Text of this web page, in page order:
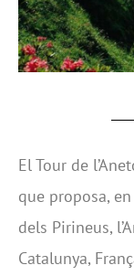
El Tour de
que proposa,
dels Pirineus,
Catalunya,